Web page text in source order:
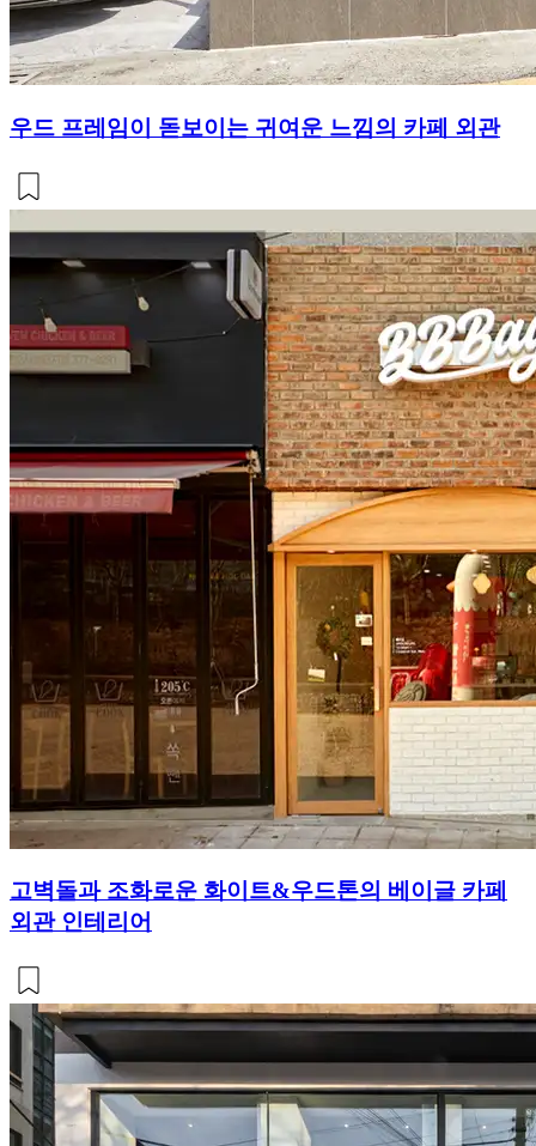
우드 프레임이 돋보이는 귀여운 느낌의 카페 외관
고벽돌과 조화로운 화이트&우드톤의 베이글 카페
외관 인테리어